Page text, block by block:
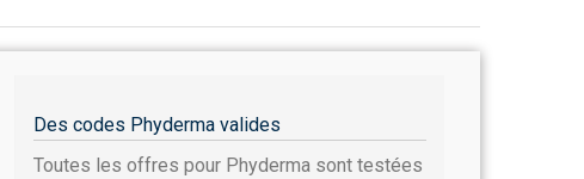
Des codes Phyderma valides
Toutes les offres pour Phyderma sont testées